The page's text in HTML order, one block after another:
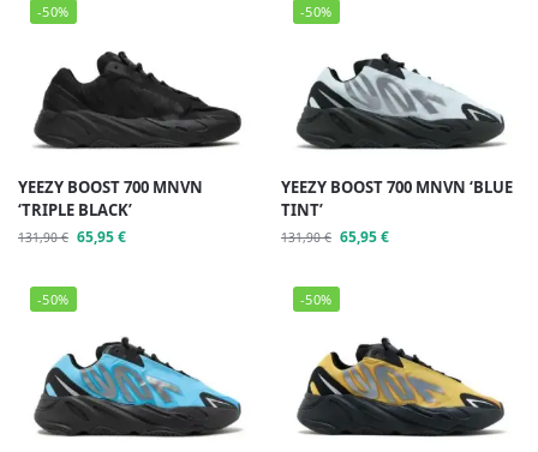
-50%
YEEZY BOOST 700 MNVN
‘TRIPLE BLACK’
131,90€ 65,95€
-50%
YEEZY BOOST 700 MNVN ‘BLUE
TINT’
131,90€ 65,95€
-50% -50%